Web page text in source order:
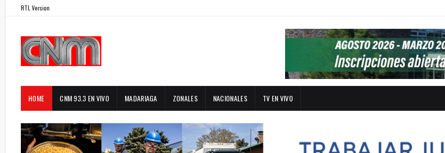
RTL Version
HOME CNM 93.3 EN VIVO MADARIAGA ZONALES NACIONALES TV EN VIVO